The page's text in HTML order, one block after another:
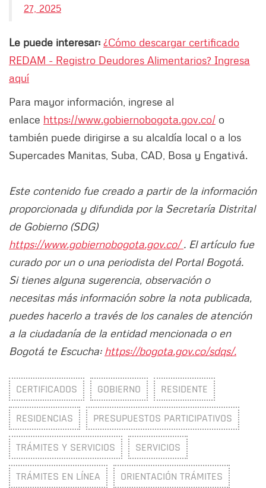
27, 2025
Le puede interesar: ¿Cómo descargar certificado
REDAM - Registro Deudores Alimentarios? Ingresa
aquí
Para mayor información, ingrese al
enlace https://www.gobiernobogota.gov.co/ o
también puede dirigirse a su alcaldía local o a los
Supercades Manitas, Suba, CAD, Bosa y Engativá.
Este contenido fue creado a partir de la información
proporcionada y difundida por la Secretaría Distrital
de Gobierno (SDG)
https://www.gobiernobogota.gov.co/. El artículo fue
curado por un o una periodista del Portal Bogotá.
Si tienes alguna sugerencia, observación o
necesitas más información sobre la nota publicada,
puedes hacerlo a través de los canales de atención
a la ciudadanía de la entidad mencionada o en
Bogotá te Escucha: https://bogota.gov.co/sdqs/.
CERTIFICADOS GOBIERNO RESIDENTE
RESIDENCIAS PRESUPUESTOS PARTICIPATIVOS
TRÁMITES Y SERVICIOS SERVICIOS
TRÁMITES EN LÍNEA ORIENTACIÓN TRÁMITES